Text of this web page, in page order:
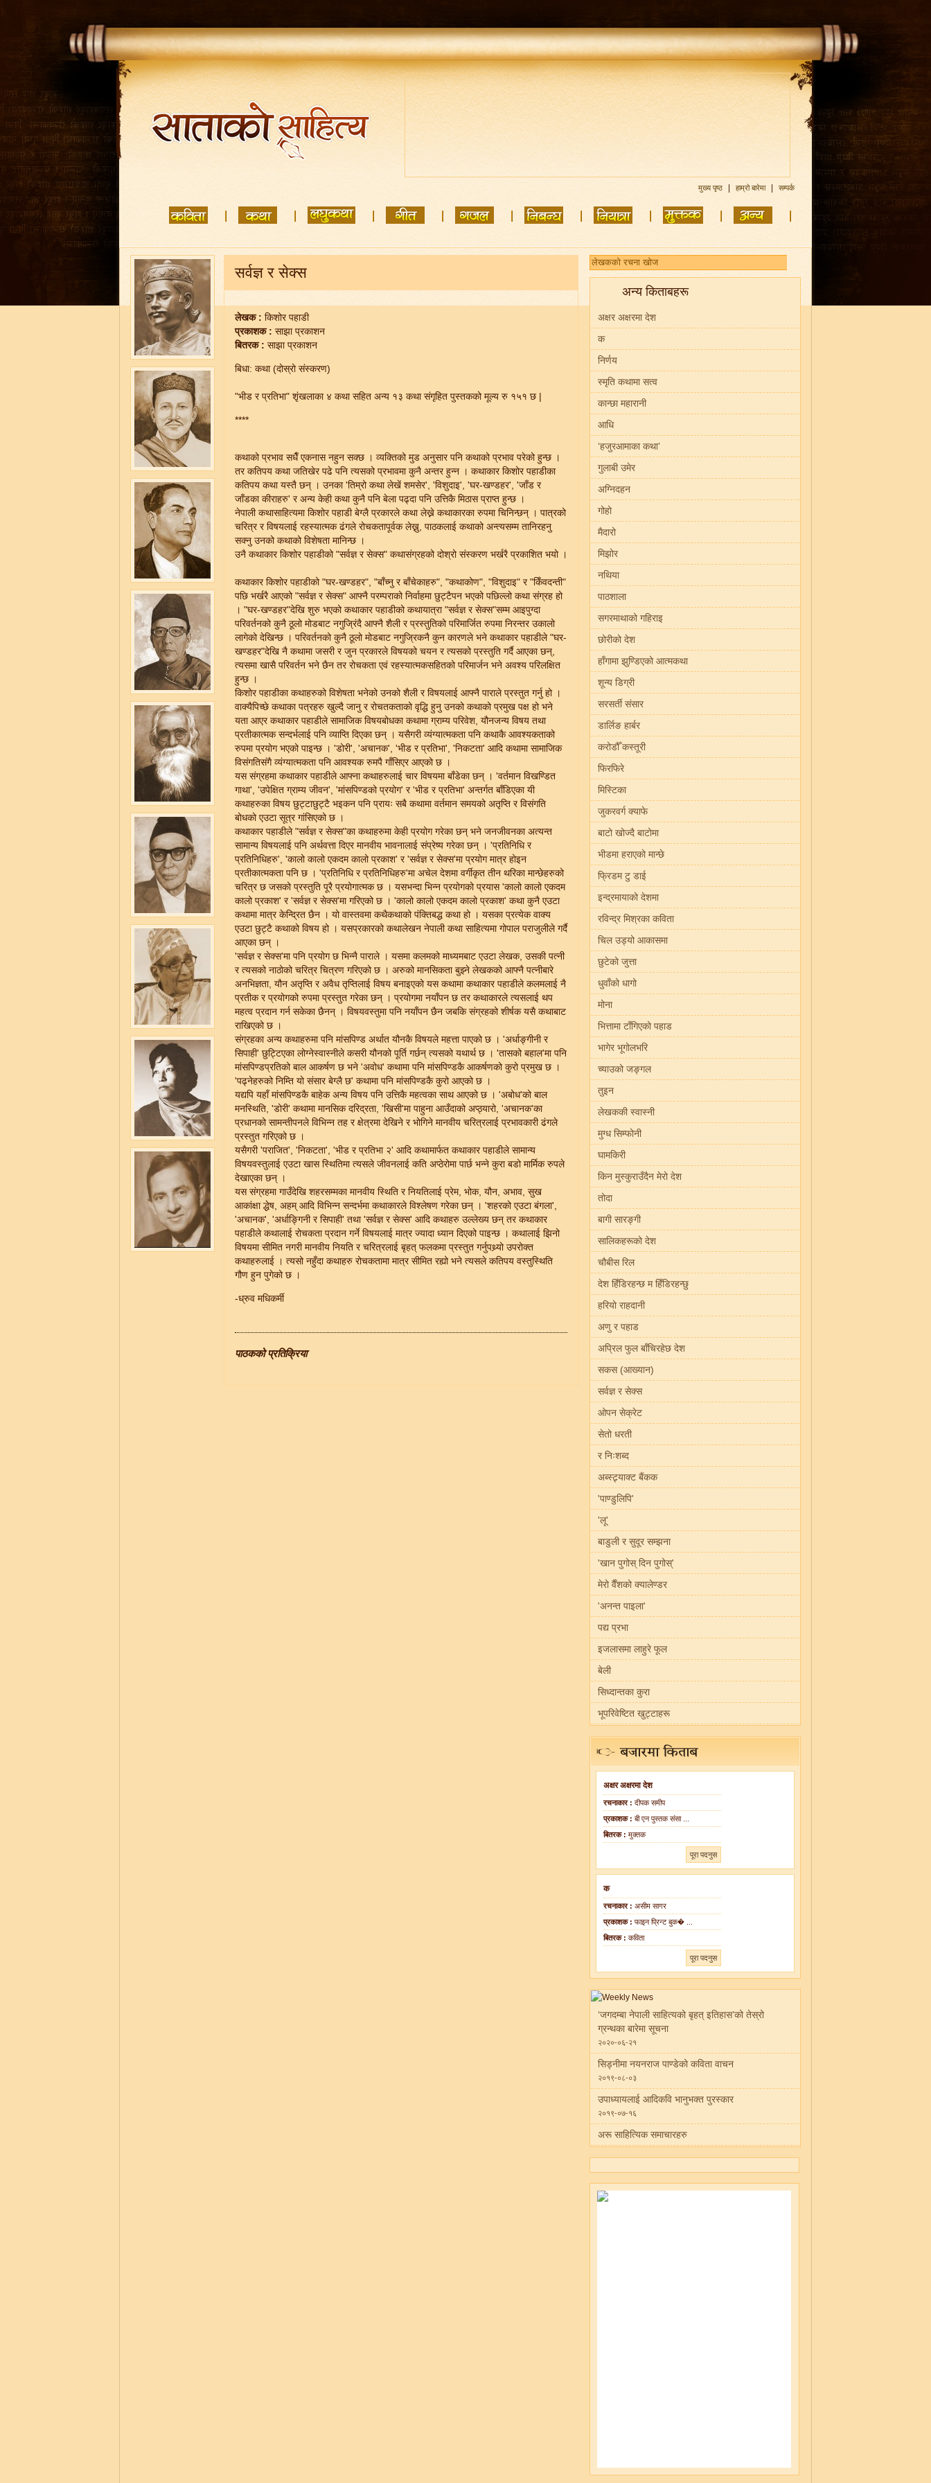
मुख्य पृष्ठ हाम्रो बारेमा सम्पर्क
सर्वज्ञ र सेक्स
लेखक : किशोर पहाडी
प्रकाशक : साझा प्रकाशन
बितरक : साझा प्रकाशन
बिधा: कथा (दोस्रो संस्करण)
"भीड र प्रतिभा" शृंखलाका ४ कथा सहित अन्य १३ कथा संगृहित पुस्तकको मूल्य रु १५१ छ |
****
कथाको प्रभाव सधैँ एकनास नहुन सक्छ । व्यक्तिको मुड अनुसार पनि कथाको प्रभाव परेको हुन्छ ।
तर कतिपय कथा जतिखेर पढे पनि त्यसको प्रभावमा कुनै अन्तर हुन्न । कथाकार किशोर पहाडीका
कतिपय कथा यस्तै छन् । उनका 'तिम्रो कथा लेखें शमसेर', 'विशुदाइ', 'घर-खण्डहर', 'जाँड र
जाँडका कीराहरु' र अन्य केही कथा कुनै पनि बेला पढ्दा पनि उत्तिकै मिठास प्राप्त हुन्छ ।
नेपाली कथासाहित्यमा किशोर पहाडी बेग्लै प्रकारले कथा लेख्ने कथाकारका रुपमा चिनिन्छन् । पात्रको
चरित्र र विषयलाई रहस्यात्मक ढंगले रोचकतापूर्वक लेख्नु, पाठकलाई कथाको अन्त्यसम्म तानिरहनु
सक्नु उनको कथाको विशेषता मानिन्छ ।
उनै कथाकार किशोर पहाडीको "सर्वज्ञ र सेक्स" कथासंग्रहको दोश्रो संस्करण भर्खरै प्रकाशित भयो ।
कथाकार किशोर पहाडीको "घर-खण्डहर", "बाँच्नु र बाँचेकाहरु", "कथाकोण", "विशुदाइ" र "किँवदन्ती"
पछि भर्खरै आएको "सर्वज्ञ र सेक्स" आफ्नै परम्पराको निर्वाहमा छुट्टैपन भएको पछिल्लो कथा संग्रह हो
। "घर-खण्डहर"देखि शुरु भएको कथाकार पहाडीको कथायात्रा "सर्वज्ञ र सेक्स"सम्म आइपुग्दा
परिवर्तनको कुनै ठूलो मोडबाट नगुज्रिंदै आफ्नै शैली र प्रस्तुतिको परिमार्जित रुपमा निरन्तर उकालो
लागेको देखिन्छ । परिवर्तनको कुनै ठूलो मोडबाट नगुज्रिकनै कुन कारणले भने कथाकार पहाडीले "घर-
खण्डहर"देखि नै कथामा जसरी र जुन प्रकारले विषयको चयन र त्यसको प्रस्तुति गर्दै आएका छन्,
त्यसमा खासै परिवर्तन भने छैन तर रोचकता एवं रहस्यात्मकसहितको परिमार्जन भने अवश्य परिलक्षित
हुन्छ ।
किशोर पहाडीका कथाहरुको विशेषता भनेको उनको शैली र विषयलाई आफ्नै पाराले प्रस्तुत गर्नु हो ।
वाक्यैपिच्छे कथाका पत्रहरु खुल्दै जानु र रोचतकताको वृद्धि हुनु उनको कथाको प्रमुख पक्ष हो भने
यता आएर कथाकार पहाडीले सामाजिक विषयबोधका कथामा ग्राम्य परिवेश, यौनजन्य विषय तथा
प्रतीकात्मक सन्दर्भलाई पनि व्याप्ति दिएका छन् । यसैगरी व्यंग्यात्मकता पनि कथाकै आवश्यकताको
रुपमा प्रयोग भएको पाइन्छ । 'डोरी', 'अचानक', 'भीड र प्रतिभा', 'निकटता' आदि कथामा सामाजिक
विसंगतिसंगै व्यंग्यात्मकता पनि आवश्यक रुमपै गाँसिएर आएको छ ।
यस संग्रहमा कथाकार पहाडीले आफ्ना कथाहरुलाई चार विषयमा बाँडेका छन् । 'वर्तमान विखण्डित
गाथा', 'उपेक्षित ग्राम्य जीवन', 'मांसपिण्डको प्रयोग' र 'भीड र प्रतिभा' अन्तर्गत बाँडिएका यी
कथाहरुका विषय छुट्टाछुट्टै भइकन पनि प्रायः सबै कथामा वर्तमान समयको अतृप्ति र विसंगति
बोधको एउटा सूत्र गांसिएको छ ।
कथाकार पहाडीले "सर्वज्ञ र सेक्स"का कथाहरुमा केही प्रयोग गरेका छन् भने जनजीवनका अत्यन्त
सामान्य विषयलाई पनि अर्थवत्ता दिएर मानवीय भावनालाई संप्रेष्य गरेका छन् । 'प्रतिनिधि र
प्रतिनिधिहरु', 'कालो कालो एकदम कालो प्रकाश' र 'सर्वज्ञ र सेक्स'मा प्रयोग मात्र होइन
प्रतीकात्मकता पनि छ । 'प्रतिनिधि र प्रतिनिधिहरु'मा अचेल देशमा वर्गीकृत तीन थरिका मान्छेहरुको
चरित्र छ जसको प्रस्तुति पूरै प्रयोगात्मक छ । यसभन्दा भिन्न प्रयोगको प्रयास 'कालो कालो एकदम
कालो प्रकाश' र 'सर्वज्ञ र सेक्स'मा गरिएको छ । 'कालो कालो एकदम कालो प्रकाश' कथा कुनै एउटा
कथामा मात्र केन्द्रित छैन । यो वास्तवमा कथैकथाको पंक्तिबद्ध कथा हो । यसका प्रत्येक वाक्य
एउटा छुट्टै कथाको विषय हो । यसप्रकारको कथालेखन नेपाली कथा साहित्यमा गोपाल पराजुलीले गर्दै
आएका छन् ।
'सर्वज्ञ र सेक्स'मा पनि प्रयोग छ भिन्नै पाराले । यसमा कलमको माध्यमबाट एउटा लेखक, उसकी पत्नी
र त्यसको नाठोको चरित्र चित्रण गरिएको छ । अरुको मानसिकता बुझ्ने लेखकको आफ्नै पत्नीबारे
अनभिज्ञता, यौन अतृप्ति र अवैध तृप्तिलाई विषय बनाइएको यस कथामा कथाकार पहाडीले कलमलाई नै
प्रतीक र प्रयोगको रुपमा प्रस्तुत गरेका छन् । प्रयोगमा नयाँपन छ तर कथाकारले त्यसलाई थप
महत्व प्रदान गर्न सकेका छैनन् । विषयवस्तुमा पनि नयाँपन छैन जबकि संग्रहको शीर्षक यसै कथाबाट
राखिएको छ ।
संग्रहका अन्य कथाहरुमा पनि मांसपिण्ड अर्थात यौनकै विषयले महत्ता पाएको छ । 'अर्धाङ्गीनी र
सिपाही' छुट्टिएका लोग्नेस्वास्नीले कसरी यौनको पूर्ति गर्छन् त्यसको यथार्थ छ । 'तासको बहाल'मा पनि
मांसपिण्डप्रतिको बाल आकर्षण छ भने 'अवोध' कथामा पनि मांसपिण्डकै आकर्षणको कुरो प्रमुख छ ।
'पढ्नेहरुको निम्ति यो संसार बेग्लै छ' कथामा पनि मांसपिण्डकै कुरो आएको छ ।
यद्यपि यहाँ मांसपिण्डकै बाहेक अन्य विषय पनि उत्तिकै महत्वका साथ आएको छ । 'अबोध'को बाल
मनस्थिति, 'डोरी' कथामा मानसिक दरिद्रता, 'खिसी'मा पाहुना आउँदाको अप्ठ्यारो, 'अचानक'का
प्रधानको सामन्तीपनले विभिन्न तह र क्षेत्रमा देखिने र भोगिने मानवीय चरित्रलाई प्रभावकारी ढंगले
प्रस्तुत गरिएको छ ।
यसैगरी 'पराजित', 'निकटता', 'भीड र प्रतिभा २' आदि कथामार्फत कथाकार पहाडीले सामान्य
विषयवस्तुलाई एउटा खास स्थितिमा त्यसले जीवनलाई कति अप्ठेरोमा पार्छ भन्ने कुरा बडो मार्मिक रुपले
देखाएका छन् ।
यस संग्रहमा गाउँदेखि शहरसम्मका मानवीय स्थिति र नियतिलाई प्रेम, भोक, यौन, अभाव, सुख
आकांक्षा द्धेष, अहम् आदि विभिन्न सन्दर्भमा कथाकारले विश्लेषण गरेका छन् । 'शहरको एउटा बंगला',
'अचानक', 'अर्धाङ्गिनी र सिपाही' तथा 'सर्वज्ञ र सेक्स' आदि कथाहरु उल्लेख्य छन् तर कथाकार
पहाडीले कथालाई रोचकता प्रदान गर्ने विषयलाई मात्र ज्यादा ध्यान दिएको पाइन्छ । कथालाई झिनो
विषयमा सीमित नगरी मानवीय नियति र चरित्रलाई बृहत् फलकमा प्रस्तुत गर्नुपथ्र्यो उपरोक्त
कथाहरुलाई । त्यसो नहुँदा कथाहरु रोचकतामा मात्र सीमित रह्यो भने त्यसले कतिपय वस्तुस्थिति
गौण हुन पुगेको छ ।
-ध्रुव मधिकर्मी
पाठकको प्रतिक्रिया
अन्य किताबहरू
अक्षर अक्षरमा देश
क
निर्णय
स्मृति कथामा सत्व
कान्छा महारानी
आधि
‘हजुरआमाका कथा’
गुलाबी उमेर
अग्निदहन
गोहो
मैदारो
मिझोर
नथिया
पाठशाला
सगरमाथाको गहिराइ
छोरीको देश
हाँगामा झुण्डिएको आत्मकथा
शून्य डिग्री
सरसर्ती संसार
डार्लिङ हार्बर
करोडौँ कस्तूरी
फिरफिरे
मिस्टिका
जुकरवर्ग क्याफे
बाटो खोज्दै बाटोमा
भीडमा हराएको मान्छे
फ्रिडम टु डाई
इन्द्रमायाको देशमा
रविन्द्र मिश्रका कविता
चिल उड्यो आकासमा
छुटेको जुत्ता
धुवाँको धागो
मोना
भित्तामा टाँगिएको पहाड
भागेर भूगोलभरि
च्याउको जङ्गल
तुइन
लेखककी स्वास्नी
मुग्ध सिम्फोनी
घामकिरी
किन मुस्कुराउँदैन मेरो देश
तोदा
बागी सारङ्गी
सालिकहरूको देश
चौबीस रिल
देश हिँडिरहन्छ म हिँडिरहन्छु
हरियो राहदानी
अणु र पहाड
अप्रिल फुल बाँचिरहेछ देश
सकस (आख्यान)
सर्वज्ञ र सेक्स
ओपन सेक्रेट
सेतो धरती
र निःशब्द
अब्स्ट्र्याक्ट बैंकक
'पाण्डुलिपि'
'लू'
बाडुली र सुदूर सम्झना
'खान पुगोस् दिन पुगोस्'
मेरो वैँशको क्यालेण्डर
'अनन्त पाइला'
पद्य प्रभा
इजलासमा लाहुरे फूल
बेली
सिध्दान्तका कुरा
भूपरिवेष्टित खुट्टाहरू
अक्षर अक्षरमा देश
रचनाकार : दीपक समीप
प्रकाशक : बी एन पुस्तक संसा ...
बितरक : मुक्तक
पूरा पदनुस
क
रचनाकार : असीम सागर
प्रकाशक : फाइन प्रिन्ट बुक� ...
बितरक : कविता
पूरा पदनुस
‘जगदम्बा नेपाली साहित्यको बृहत् इतिहास’को तेस्रो
ग्रन्थका बारेमा सूचना
२०२०-०६-२१
सिड्नीमा नयनराज पाण्डेको कविता वाचन
२०१९-०८-०३
उपाध्यायलाई आदिकवि भानुभक्त पुरस्कार
२०१९-०७-१६
अरू साहित्यिक समाचारहरु